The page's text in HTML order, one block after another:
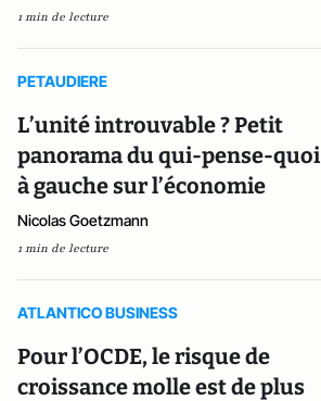
1 min de lecture
PETAUDIERE
L’unité introuvable ? Petit
panorama du qui-pense-quoi
à gauche sur l’économie
Nicolas Goetzmann
1 min de lecture
ATLANTICO BUSINESS
Pour l’OCDE, le risque de
croissance molle est de plus